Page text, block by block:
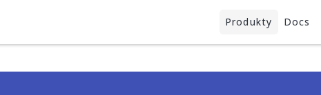
Produkty Docs